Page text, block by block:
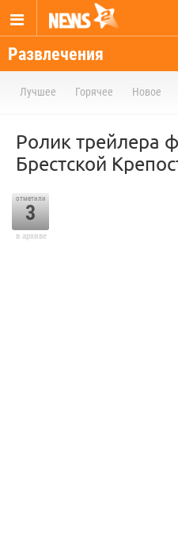
Развлечения
Лучшее Горячее Новое
Ролик трейлера
Брестской
отметили
3
в архиве